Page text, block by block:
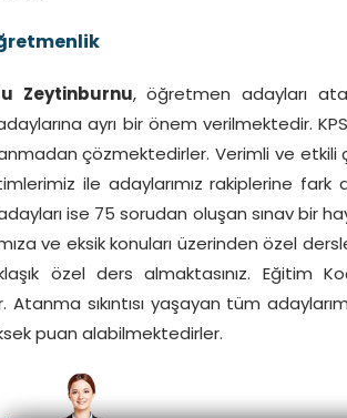
Zeytinburnu, öğretmen adayları
ayrı bir önem verilmektedir.
çözmektedirler. Verimli ve
ile adaylarımız rakiplerine fark
ise 75 sorudan oluşan sınav bir
ve eksik konuları üzerinden özel
özel ders almaktasınız. Eğitim
Atanma sıkıntısı yaşayan tüm
puan alabilmektedirler.